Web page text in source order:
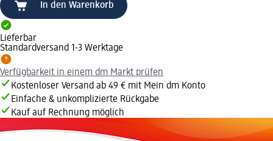
In den Warenkorb
Lieferbar
Standardversand 1-3 Werktage
Verfügbarkeit in einem dm Markt prüfen
Kostenloser Versand ab 49 € mit Mein dm Konto
Einfache & unkomplizierte Rückgabe
Kauf auf Rechnung möglich